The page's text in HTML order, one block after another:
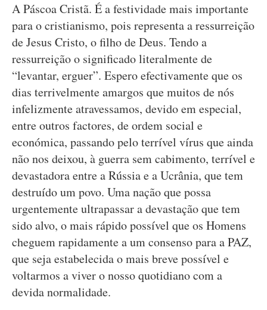
A Páscoa Cristã. É a festividade mais importante
para o cristianismo, pois representa a ressurreição
de Jesus Cristo, o filho de Deus. Tendo a
ressurreição o significado literalmente de
“levantar, erguer”. Espero efectivamente que os
dias terrivelmente amargos que muitos de nós
infelizmente atravessamos, devido em especial,
entre outros factores, de ordem social e
económica, passando pelo terrível vírus que ainda
não nos deixou, à guerra sem cabimento, terrível e
devastadora entre a Rússia e a Ucrânia, que tem
destruído um povo. Uma nação que possa
urgentemente ultrapassar a devastação que tem
sido alvo, o mais rápido possível que os Homens
cheguem rapidamente a um consenso para a PAZ,
que seja estabelecida o mais breve possível e
voltarmos a viver o nosso quotidiano com a
devida normalidade.